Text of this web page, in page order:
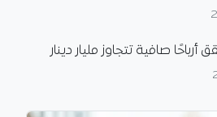
أرباحًا صافية تتجاوز مليار دينار